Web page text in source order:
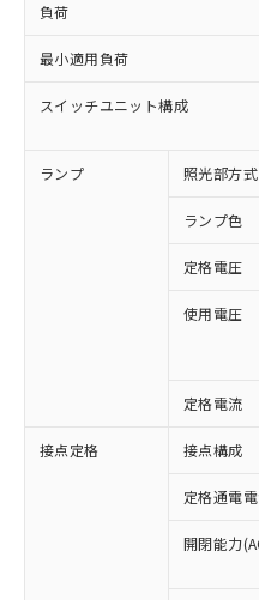
負荷
最小適用負荷
スイッチユニット構成
ランプ 照光部方式
ランプ色
定格電圧
使用電圧
定格電流
接点定格 接点構成
定格通電
開閉能力
ご利用条件
以下の条件をお読
対応済み：EU
非含有に対応した
す。
対応予定：EU
有に対応した製品
対応予定なし：EU
非含有に非対応の